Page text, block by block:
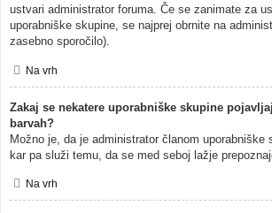
ustvari administrator foruma. Če se zanimate za
uporabniške skupine, se najprej obrnite na
zasebno sporočilo).
Na vrh
Zakaj se nekatere uporabniške skupine
barvah?
Možno je, da je administrator članom uporabniške
kar pa služi temu, da se med seboj lažje
Na vrh